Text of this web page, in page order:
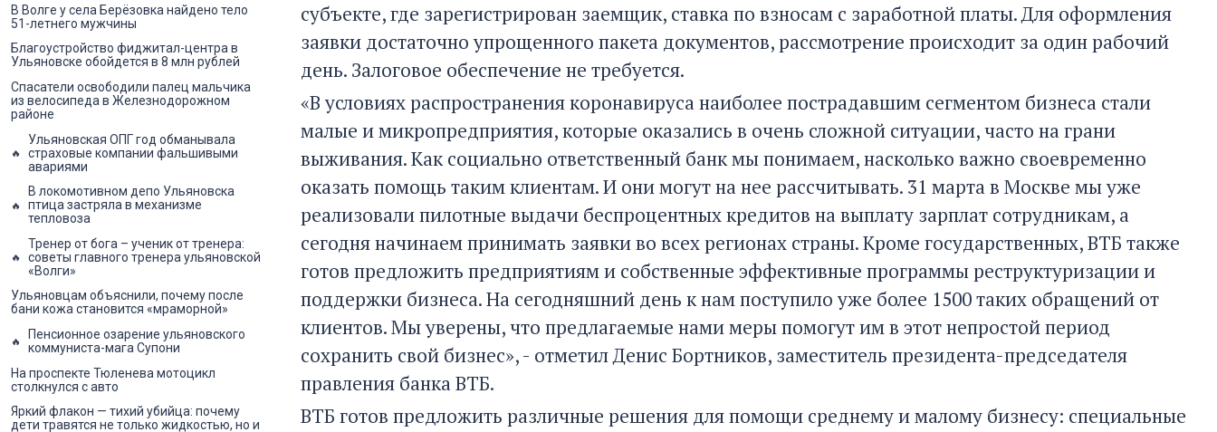
субъекте, где зарегистрирован заемщик, ставка по взносам с заработной платы. Для оформления
заявки достаточно упрощенного пакета документов, рассмотрение происходит за один рабочий
день. Залоговое обеспечение не требуется.
«В условиях распространения коронавируса наиболее пострадавшим сегментом бизнеса стали
малые и микропредприятия, которые оказались в очень сложной ситуации, часто на грани
выживания. Как социально ответственный банк мы понимаем, насколько важно своевременно
оказать помощь таким клиентам. И они могут на нее рассчитывать. 31 марта в Москве мы уже
реализовали пилотные выдачи беспроцентных кредитов на выплату зарплат сотрудникам, а
сегодня начинаем принимать заявки во всех регионах страны. Кроме государственных, ВТБ также
готов предложить предприятиям и собственные эффективные программы реструктуризации и
поддержки бизнеса. На сегодняшний день к нам поступило уже более 1500 таких обращений от
клиентов. Мы уверены, что предлагаемые нами меры помогут им в этот непростой период
сохранить свой бизнес», - отметил Денис Бортников, заместитель президента-председателя
правления банка ВТБ.
ВТБ готов предложить различные решения для помощи среднему и малому бизнесу: специальные
В Волге у села Берёзовка найдено тело
51-летнего мужчины
Благоустройство фиджитал-центра в
Ульяновске обойдется в 8 млн рублей
Спасатели освободили палец мальчика
из велосипеда в Железнодорожном
районе
Ульяновская ОПГ год обманывала
страховые компании фальшивыми
авариями
В локомотивном депо Ульяновска
птица застряла в механизме
тепловоза
Тренер от бога – ученик от тренера:
советы главного тренера ульяновской
«Волги»
Ульяновцам объяснили, почему после
бани кожа становится «мраморной»
Пенсионное озарение ульяновского
коммуниста-мага Супони
На проспекте Тюленева мотоцикл
столкнулся с авто
Яркий флакон — тихий убийца: почему
дети травятся не только жидкостью, но и